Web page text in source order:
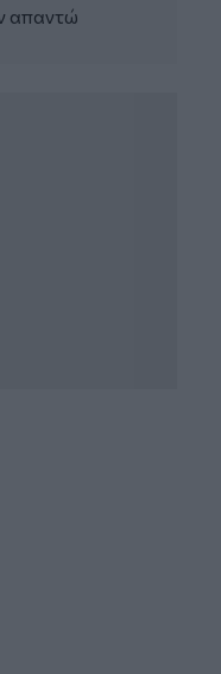
καινοτόμα
στην Ελλάδα
απαντώ